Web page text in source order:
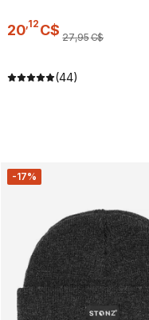
20 12 C$ 27,95C$
(44)
-17%